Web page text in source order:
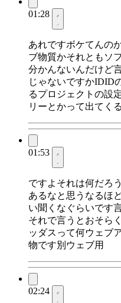
01:28
あれですボケてんの
ブ物質かそれともソ
分かんないんだけど
じゃないですかIDID
るプロジェクトの設
リーとかって出てくる
01:53
ですよそれは何だろ
あるなと思うなるほ
い聞くなぐらいです
それで言うとおそら
ッダスって何ウェブ
物です別ウェブ用
02:24